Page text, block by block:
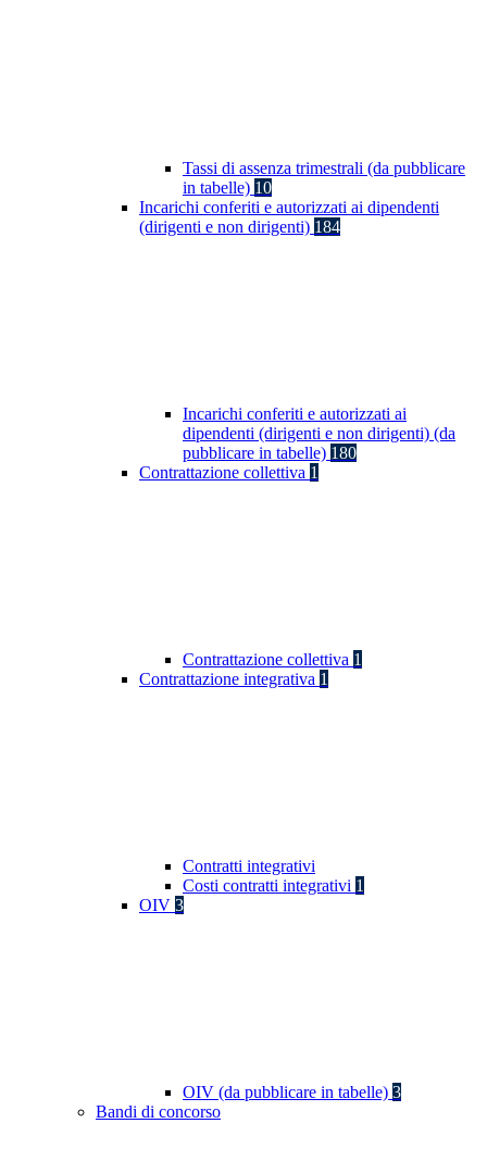
Tassi di assenza trimestrali (da pubblicare
in tabelle) 10
Incarichi conferiti e autorizzati ai dipendenti
(dirigenti e non dirigenti) 184
Incarichi conferiti e autorizzati ai
dipendenti (dirigenti e non dirigenti) (da
pubblicare in tabelle) 180
Contrattazione collettiva 1
Contrattazione collettiva 1
Contrattazione integrativa 1
Contratti integrativi
Costi contratti integrativi 1
OIV 3
OIV (da pubblicare in tabelle) 3
Bandi di concorso